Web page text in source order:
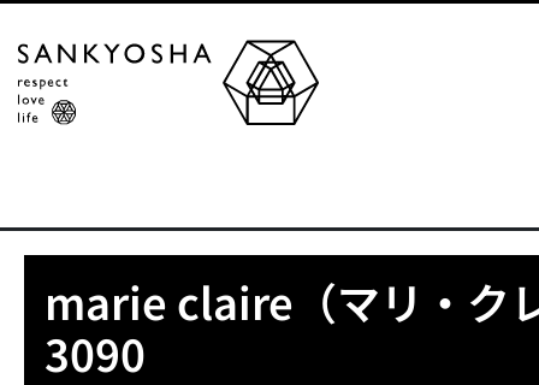
marie claire（マリ・ク
3090